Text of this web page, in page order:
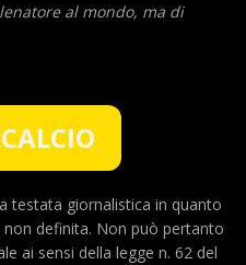
al mondo, ma di
testata giornalistica in quanto
definita. Non può pertanto
ai sensi della legge n. 62 del